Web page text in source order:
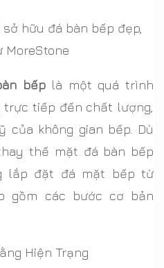
hữu đá bàn bếp đẹp,
MoreStone
bếp là một quá trình
trực tiếp đến chất lượng,
không gian bếp. Dù
thế mặt đá bàn bếp
lắp đặt đá mặt bếp từ
gồm các bước cơ bản
Hiện Trạng